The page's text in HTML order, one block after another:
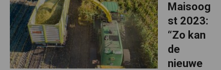
Maisoog
st 2023:
“Zo kan
de
nieuwe